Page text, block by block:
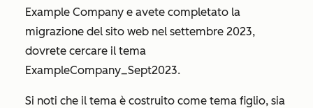
Example Company e avete completato la
migrazione del sito web nel settembre 2023,
dovrete cercare il tema
ExampleCompany_Sept2023.
Si noti che il tema è costruito come tema figlio, sia